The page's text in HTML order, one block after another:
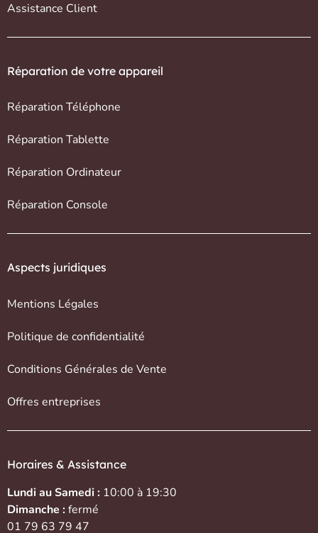
Assistance Client
Réparation de votre appareil
Réparation Téléphone
Réparation Tablette
Réparation Ordinateur
Réparation Console
Aspects juridiques
Mentions Légales
Politique de confidentialité
Conditions Générales de Vente
Offres entreprises
Horaires & Assistance
Lundi au Samedi : 10:00 à 19:30
Dimanche :fermé
01 79 63 79 47